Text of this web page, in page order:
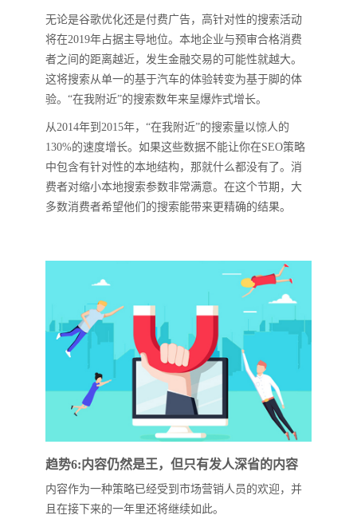
无论是谷歌优化还是付费广告，高针对性的搜索活动
将在2019年占据主导地位。本地企业与预审合格消费
者之间的距离越近，发生金融交易的可能性就越大。
这将搜索从单一的基于汽车的体验转变为基于脚的体
验。“在我附近”的搜索数年来呈爆炸式增长。
从2014年到2015年，“在我附近”的搜索量以惊人的
130%的速度增长。如果这些数据不能让你在SEO策略
中包含有针对性的本地结构，那就什么都没有了。消
费者对缩小本地搜索参数非常满意。在这个节期，大
多数消费者希望他们的搜索能带来更精确的结果。
趋势6:内容仍然是王，但只有发人深省的内容
内容作为一种策略已经受到市场营销人员的欢迎，并
且在接下来的一年里还将继续如此。